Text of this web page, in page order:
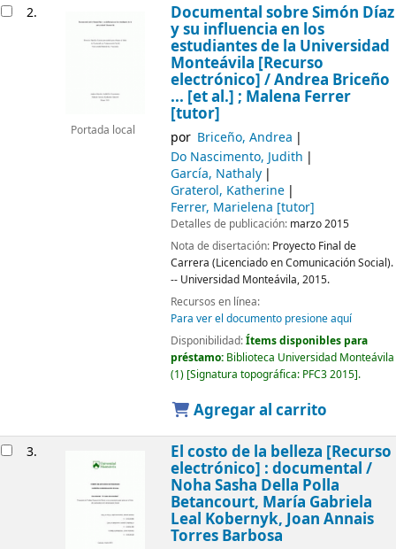
2.
Portada local
Documental sobre Simón Díaz
y su influencia en los
estudiantes de la Universidad
Monteávila [Recurso
electrónico] /Andrea Briceño
... [et al.] ; Malena Ferrer
[tutor]
por Briceño, Andrea
Do Nascimento, Judith
García, Nathaly
Graterol, Katherine
Ferrer, Marielena [tutor]
Detalles de publicación: marzo 2015
Nota de disertación: Proyecto Final de
Carrera (Licenciado en Comunicación Social).
-- Universidad Monteávila, 2015.
Recursos en línea:
Para ver el documento presione aquí
Disponibilidad:Ítems disponibles para
préstamo: Biblioteca Universidad Monteávila
(1) Signatura topográfica: PFC3 2015 .
Agregar al carrito
3. El costo de la belleza [Recurso
electrónico] : documental /
Noha Sasha Della Polla
Betancourt, María Gabriela
Leal Kobernyk, Joan Annais
Torres Barbosa